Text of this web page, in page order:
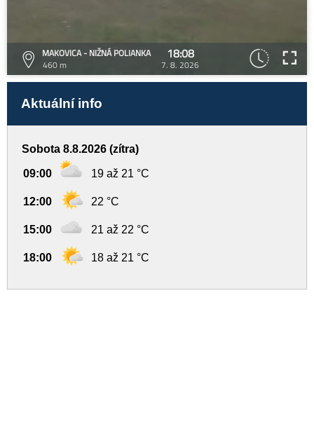
MAKOVICA - NIŽNÁ POLIANKA
460 m
18:08
7. 8. 2026
Aktuální info
Sobota 8.8.2026 (zítra)
09:00 19 až 21 °C
12:00 22 °C
15:00 21 až 22 °C
18:00 18 až 21 °C